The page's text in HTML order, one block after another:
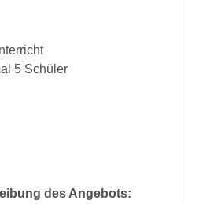
5 Schüler
des Angebots: